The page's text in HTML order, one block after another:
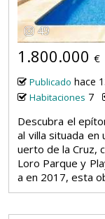
49
1.800.000 €
Publicado hace
Habitaciones 7
Descubra el
al villa situada en
uerto de la Cruz,
Loro Parque y
a en 2017, esta